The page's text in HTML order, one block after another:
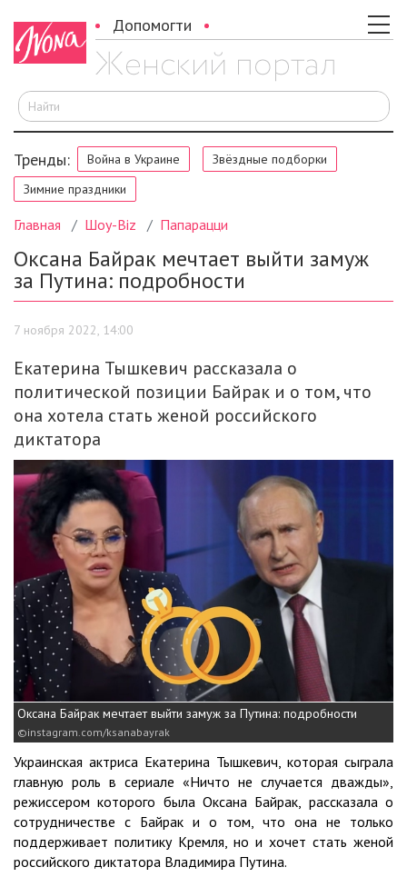
Допомогти
Тренды: Война в Украине
Звёздные подборки
Зимние праздники
Главная Шоу-Biz Папарацци
Оксана Байрак мечтает выйти замуж
за Путина: подробности
7 ноября 2022, 14:00
Екатерина Тышкевич рассказала о
политической позиции Байрак и о том, что
она хотела стать женой российского
диктатора
Оксана Байрак мечтает выйти замуж за Путина: подробности
instagram.com/ksanabayrak
Украинская актриса Екатерина Тышкевич, которая сыграла
главную роль в сериале «Ничто не случается дважды»,
режиссером которого была Оксана Байрак, рассказала о
сотрудничестве с Байрак и о том, что она не только
поддерживает политику Кремля, но и хочет стать женой
российского диктатора Владимира Путина.